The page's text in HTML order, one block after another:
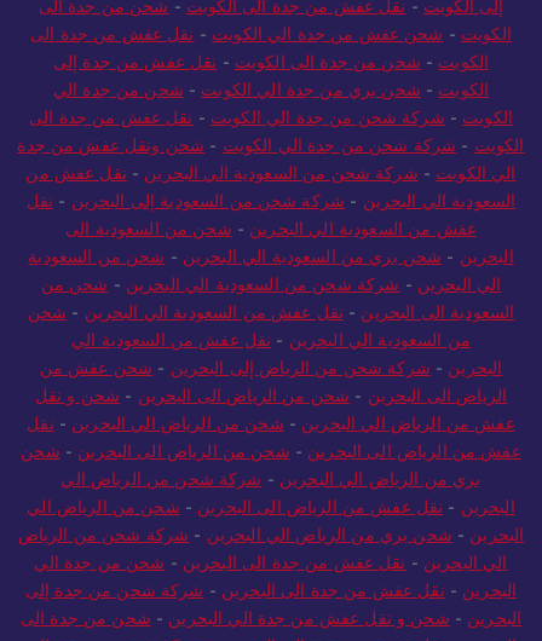
إلى الكويت - نقل عفش من جدة الى الكويت - شحن من جدة الى
الكويت - شحن عفش من جدة الي الكويت - نقل عفش من جدة الى
الكويت - شحن من جدة الى الكويت - نقل عفش من جدة إلى
الكويت - شحن بري من جدة الي الكويت - شحن من جدة الي
الكويت - شركة شحن من جدة الي الكويت - نقل عفش من جدة الى
الكويت - شركة شحن من جدة الي الكويت - شحن ونقل عفش من جدة
الي الكويت - شركة شحن من السعودية الي البحرين - نقل عفش من
السعودية الي البحرين - شركة شحن من السعودية إلى البحرين - نقل
عفش من السعودية الي البحرين - شحن من السعودية الى
البحرين - شحن بري من السعودية الي البحرين - شحن من السعودية
الي البحرين - شركة شحن من السعودية الي البحرين - شحن من
السعودية الى البحرين - نقل عفش من السعودية الي البحرين - شحن
من السعودية الي البحرين - نقل عفش من السعودية الي
البحرين - شركة شحن من الرياض إلى البحرين - شحن عفش من
الرياض الى البحرين - شحن من الرياض الى البحرين - شحن و نقل
عفش من الرياض الي البحرين - شحن من الرياض الي البحرين - نقل
عفش من الرياض الى البحرين - شحن من الرياض الى البحرين - شحن
بري من الرياض الي البحرين - شركة شحن من الرياض الي
البحرين - نقل عفش من الرياض الى البحرين - شحن من الرياض الي
البحرين - شحن بري من الرياض الي البحرين - شركة شحن من الرياض
الي البحرين - نقل عفش من جدة الى البحرين - شحن من جدة الي
البحرين - نقل عفش من جدة الى البحرين - شركة شحن من جدة إلى
البحرين - شحن و نقل عفش من جدة الي البحرين - شحن من جدة الى